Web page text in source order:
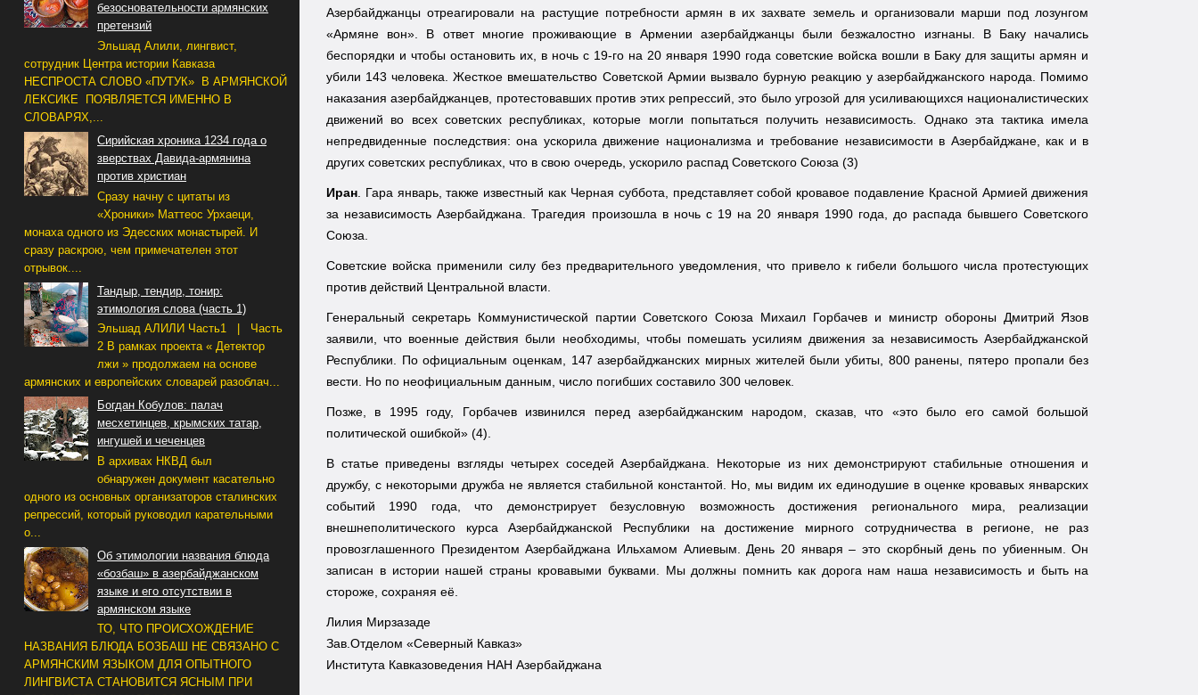
Азербайджанцы отреагировали на растущие потребности армян в их захвате земель и организовали марши под лозунгом
«Армяне вон». В ответ многие проживающие в Армении азербайджанцы были безжалостно изгнаны. В Баку начались
беспорядки и чтобы остановить их, в ночь с 19-го на 20 января 1990 года советские войска вошли в Баку для защиты армян и
убили 143 человека. Жесткое вмешательство Советской Армии вызвало бурную реакцию у азербайджанского народа. Помимо
наказания азербайджанцев, протестовавших против этих репрессий, это было угрозой для усиливающихся националистических
движений во всех советских республиках, которые могли попытаться получить независимость. Однако эта тактика имела
непредвиденные последствия: она ускорила движение национализма и требование независимости в Азербайджане, как и в
других советских республиках, что в свою очередь, ускорило распад Советского Союза (3)
Иран . Гара январь, также известный как Черная суббота, представляет собой кровавое подавление Красной Армией движения
за независимость Азербайджана. Трагедия произошла в ночь с 19 на 20 января 1990 года, до распада бывшего Советского
Союза.
Советские войска применили силу без предварительного уведомления, что привело к гибели большого числа протестующих
против действий Центральной власти.
Генеральный секретарь Коммунистической партии Советского Союза Михаил Горбачев и министр обороны Дмитрий Язов
заявили, что военные действия были необходимы, чтобы помешать усилиям движения за независимость Азербайджанской
Республики. По официальным оценкам, 147 азербайджанских мирных жителей были убиты, 800 ранены, пятеро пропали без
вести. Но по неофициальным данным, число погибших составило 300 человек.
Позже, в 1995 году, Горбачев извинился перед азербайджанским народом, сказав, что «это было его самой большой
политической ошибкой» (4).
В статье приведены взгляды четырех соседей Азербайджана. Некоторые из них демонстрируют стабильные отношения и
дружбу, с некоторыми дружба не является стабильной константой. Но, мы видим их единодушие в оценке кровавых январских
событий 1990 года, что демонстрирует безусловную возможность достижения регионального мира, реализации
внешнеполитического курса Азербайджанской Республики на достижение мирного сотрудничества в регионе, не раз
провозглашенного Президентом Азербайджана Ильхамом Алиевым. День 20 января – это скорбный день по убиенным. Он
записан в истории нашей страны кровавыми буквами. Мы должны помнить как дорога нам наша независимость и быть на
стороже, сохраняя её.
Лилия Мирзазаде
Зав.Отделом «Северный Кавказ»
Института Кавказоведения НАН Азербайджана
безосновательности армянских
претензий
Эльшад Алили, лингвист,
сотрудник Центра истории Кавказа
НЕСПРОСТА СЛОВО «ПУТУК» В АРМЯНСКОЙ
ЛЕКСИКЕ ПОЯВЛЯЕТСЯ ИМЕННО В
СЛОВАРЯХ,...
Сирийская хроника 1234 года о
зверствах Давида-армянина
против христиан
Сразу начну с цитаты из
«Хроники» Маттеос Урхаеци,
монаха одного из Эдесских монастырей. И
сразу раскрою, чем примечателен этот
отрывок....
Тандыр, тендир, тонир:
этимология слова (часть 1)
Эльшад АЛИЛИ Часть1 | Часть
2 В рамках проекта « Детектор
лжи » продолжаем на основе
армянских и европейских словарей разоблач...
Богдан Кобулов: палач
месхетинцев, крымских татар,
ингушей и чеченцев
В архивах НКВД был
обнаружен документ касательно
одного из основных организаторов сталинских
репрессий, который руководил карательными
о...
Об этимологии названия блюда
«бозбаш» в азербайджанском
языке и его отсутствии в
армянском языке
ТО, ЧТО ПРОИСХОЖДЕНИЕ
НАЗВАНИЯ БЛЮДА БОЗБАШ НЕ СВЯЗАНО С
АРМЯНСКИМ ЯЗЫКОМ ДЛЯ ОПЫТНОГО
ЛИНГВИСТА СТАНОВИТСЯ ЯСНЫМ ПРИ